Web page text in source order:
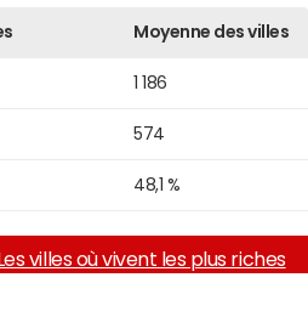
Moyenne des villes
1 186
574
48,1 %
villes où vivent les plus riches